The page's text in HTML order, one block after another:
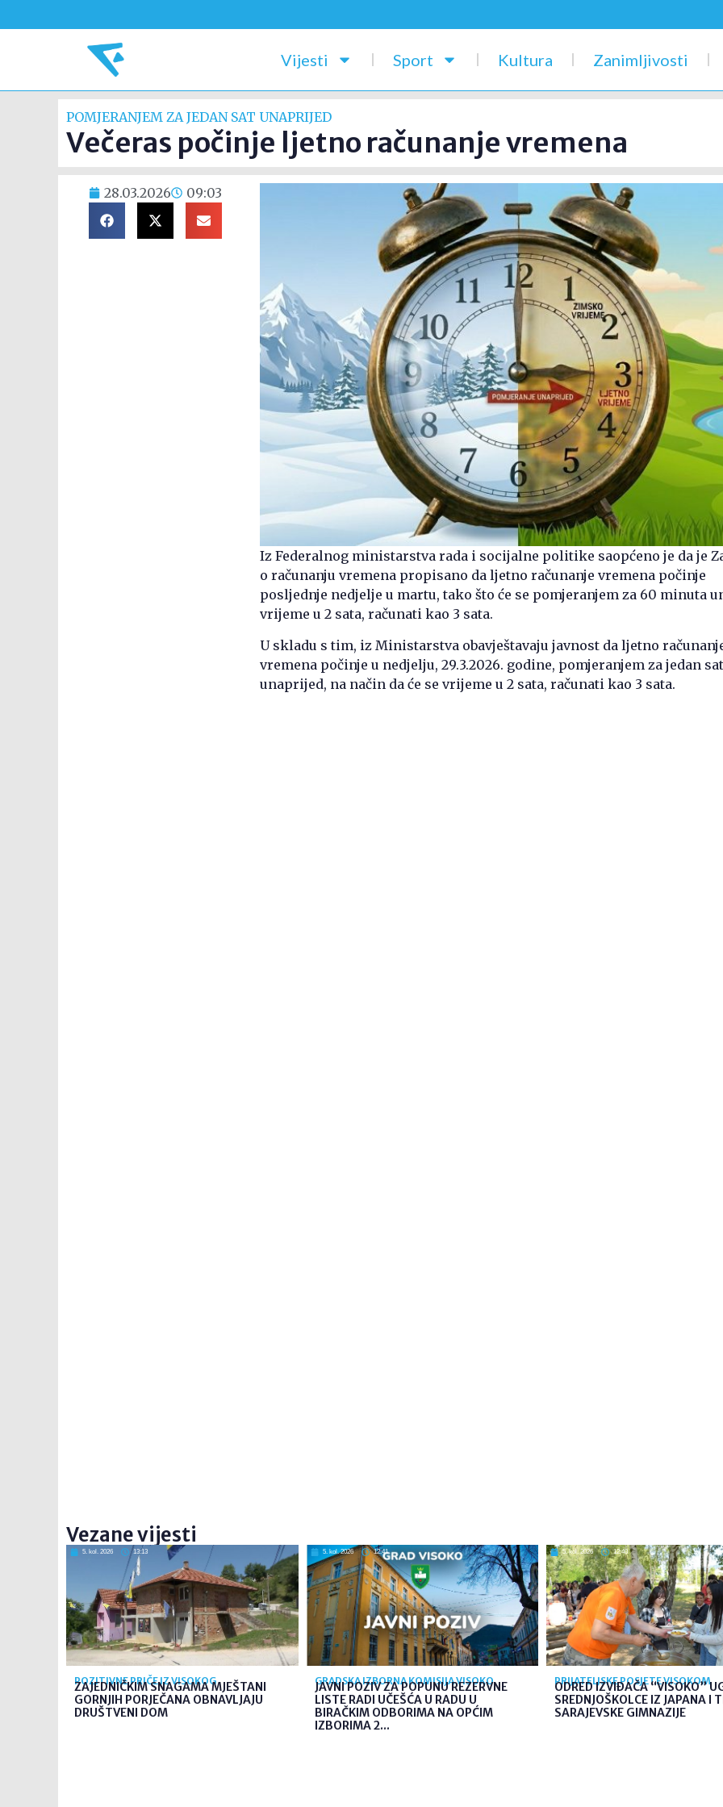
Vijesti Sport Kultura Zanimljivosti
POMJERANJEM ZA JEDAN SAT UNAPRIJED
Večeras počinje ljetno računanje vremena
28.03.2026 09:03
Iz Federalnog ministarstva rada i socijalne politike saopćeno je da je
o računanju vremena propisano da ljetno računanje vremena počinje
posljednje nedjelje u martu, tako što će se pomjeranjem za 60 minuta
vrijeme u 2 sata, računati kao 3 sata.
U skladu s tim, iz Ministarstva obavještavaju javnost da ljetno
vremena počinje u nedjelju, 29.3.2026. godine, pomjeranjem za jedan sat
unaprijed, na način da će se vrijeme u 2 sata, računati kao 3 sata.
Vezane vijesti
5. kol. 2026 13:13
POZITIVNE PRIČE IZ VISOKOG
ZAJEDNIČKIM SNAGAMA MJEŠTANI
GORNJIH PORJEČANA OBNAVLJAJU
DRUŠTVENI DOM
5. kol. 2026 12:41
GRADSKA IZBORNA KOMISIJA VISOKO
JAVNI POZIV ZA POPUNU REZERVNE
LISTE RADI UČEŠĆA U RADU U
BIRAČKIM ODBORIMA NA OPĆIM
IZBORIMA 2...
5. kol. 2026 12:40
PRIJATELJSKE POSJETE VISOKOM
ODRED IZVIĐAČA “VISOKO”
SREDNJOŠKOLCE IZ JAPANA I
SARAJEVSKE GIMNAZIJE